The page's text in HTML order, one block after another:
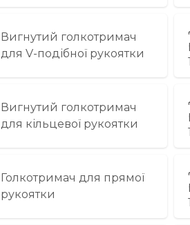
Вигнутий голкотримач
для V-подібної рукоятки
Вигнутий голкотримач
для кільцевої рукоятки
Голкотримач для прямої
рукоятки